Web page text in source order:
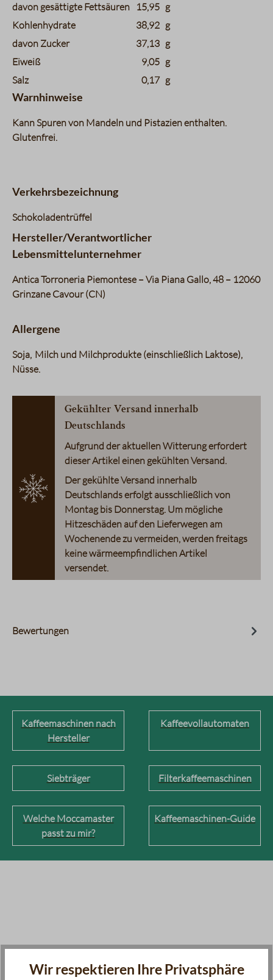
davon gesättigte Fettsäuren 15,95 g
Kohlenhydrate
38,92 g
davon Zucker
37,13 g
Eiweiß
9,05 g
Salz
0,17 g
Warnhinweise
Kann Spuren von Mandeln und Pistazien enthalten.
Glutenfrei.
Verkehrsbezeichnung
Schokoladentrüffel
Hersteller/Verantwortlicher
Lebensmittelunternehmer
Antica Torroneria Piemontese – Via Piana Gallo, 48 – 12060
Grinzane Cavour (CN)
Allergene
Soja Milch und Milchprodukte (einschließlich Laktose)
Nüsse
Gekühlter Versand innerhalb
Deutschlands
Aufgrund der aktuellen Witterung erfordert
dieser Artikel einen gekühlten Versand.
Der gekühlte Versand innerhalb
Deutschlands erfolgt ausschließlich von
Montag bis Donnerstag. Um mögliche
Hitzeschäden auf den Lieferwegen am
Wochenende zu vermeiden, werden freitags
keine wärmeempfindlichen Artikel
versendet.
Bewertungen
Kaffeemaschinen nach
Hersteller
Kaffeevollautomaten
Siebträger Filterkaffeemaschinen
Welche Moccamaster
passt zu mir?
Kaffeemaschinen-Guide
Wir respektieren Ihre Privatsphäre